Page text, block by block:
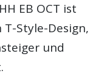
EB OCT ist
T-Style-Design,
und